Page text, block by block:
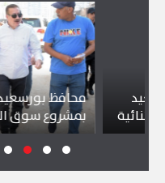
محافظ بورسعيد
بمشروع سوق